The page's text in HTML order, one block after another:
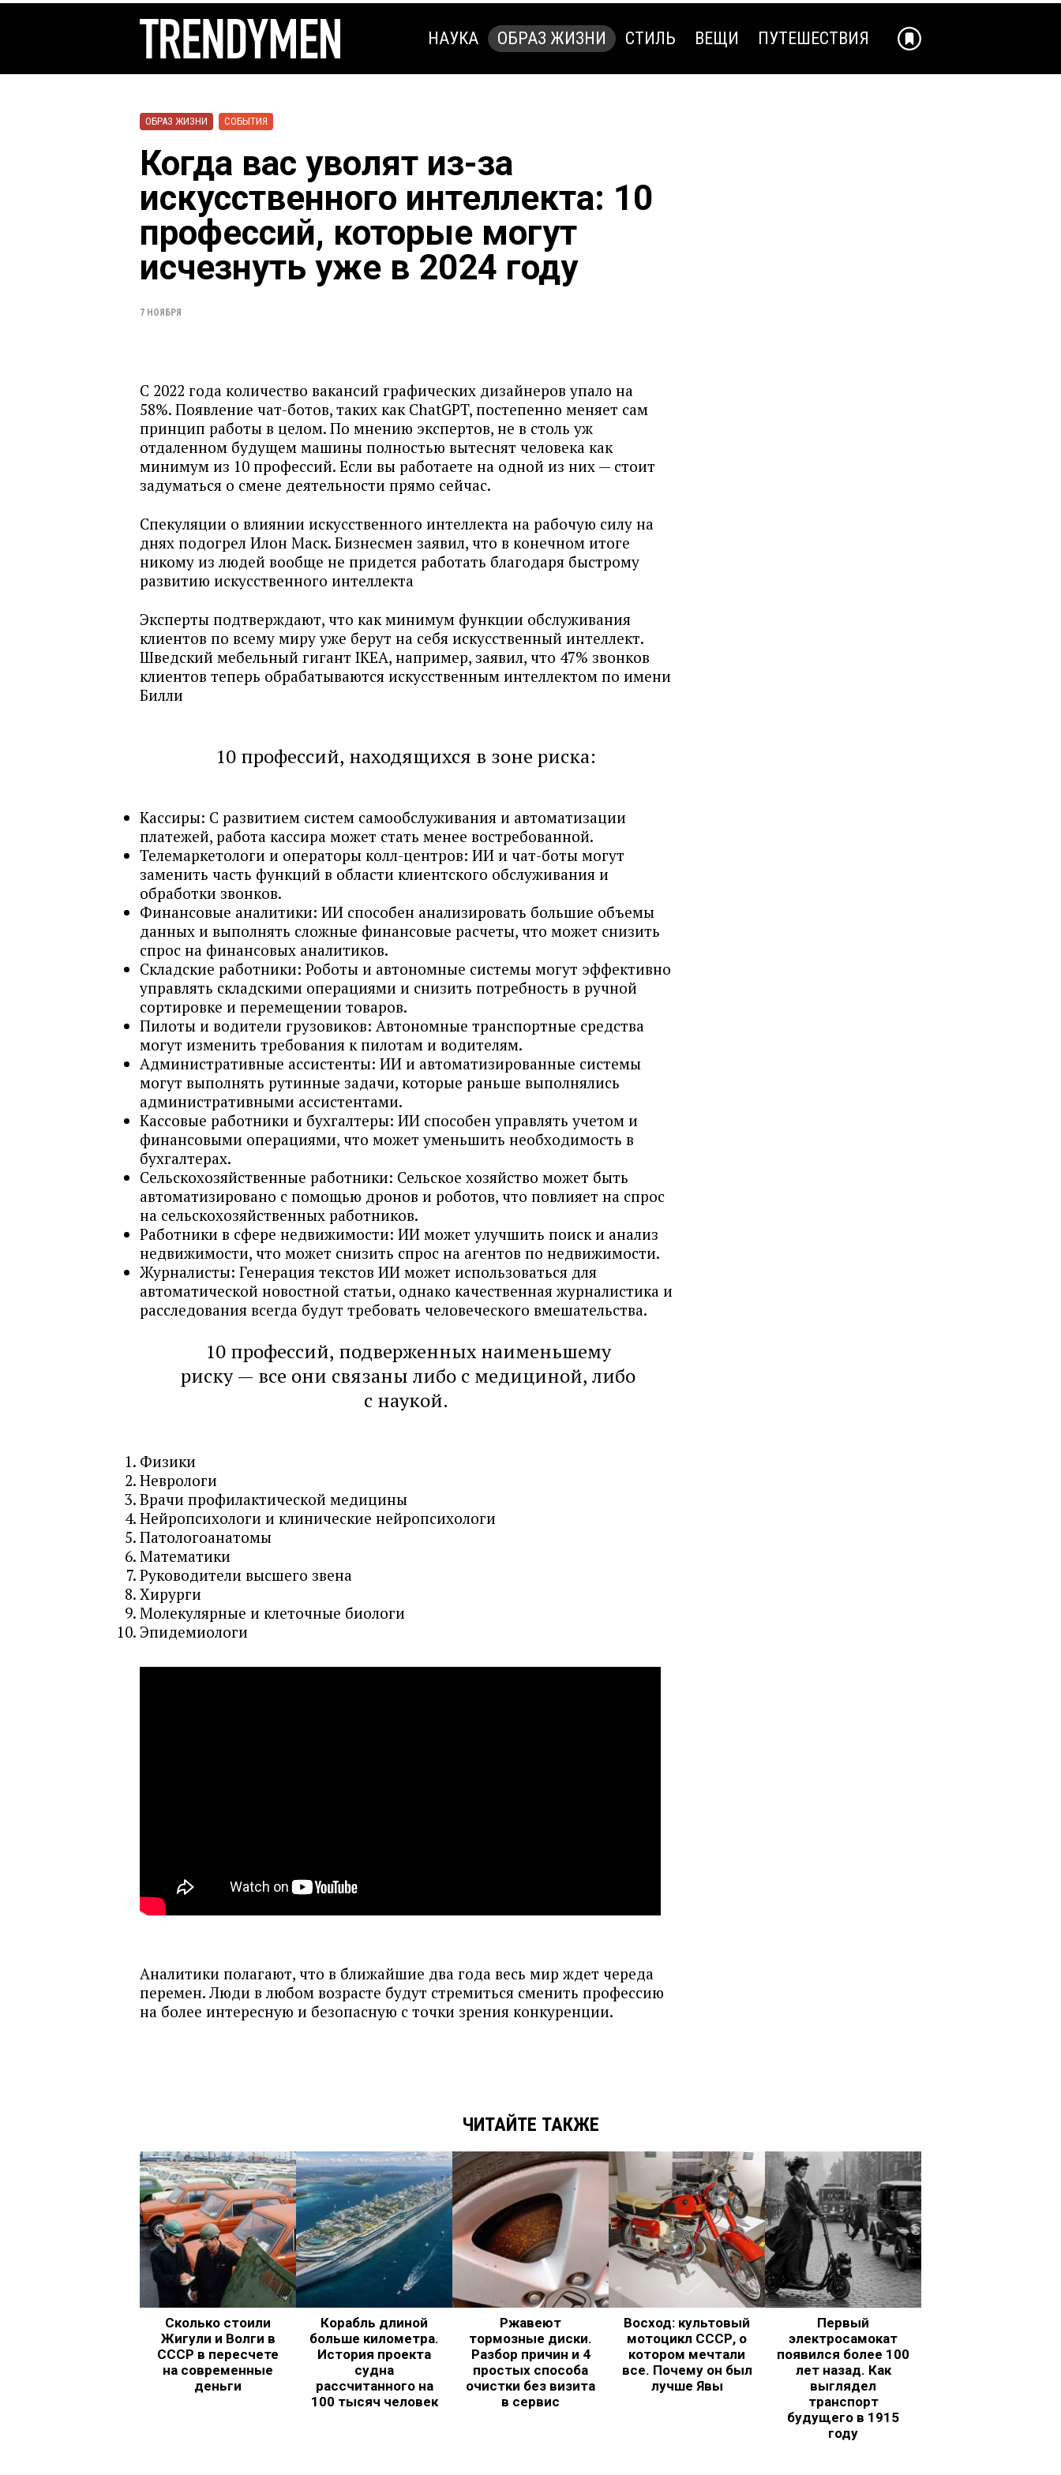
НАУКА ОБРАЗ ЖИЗНИ СТИЛЬ ВЕЩИ ПУТЕШЕСТВИЯ
ОБРАЗ ЖИЗНИ СОБЫТИЯ
Когда вас уволят из-за
искусственного интеллекта: 10
профессий, которые могут
исчезнуть уже в 2024 году
7 НОЯБРЯ
С 2022 года количество вакансий графических дизайнеров упало на
58%. Появление чат-ботов, таких как ChatGPT, постепенно меняет сам
принцип работы в целом. По мнению экспертов, не в столь уж
отдаленном будущем машины полностью вытеснят человека как
минимум из 10 профессий. Если вы работаете на одной из них — стоит
задуматься о смене деятельности прямо сейчас.
Спекуляции о влиянии искусственного интеллекта на рабочую силу на
днях подогрел Илон Маск. Бизнесмен заявил, что в конечном итоге
никому из людей вообще не придется работать благодаря быстрому
развитию искусственного интеллекта
Эксперты подтверждают, что как минимум функции обслуживания
клиентов по всему миру уже берут на себя искусственный интеллект.
Шведский мебельный гигант IKEA, например, заявил, что 47% звонков
клиентов теперь обрабатываются искусственным интеллектом по имени
Билли
10 профессий, находящихся в зоне риска:
Кассиры: С развитием систем самообслуживания и автоматизации
платежей, работа кассира может стать менее востребованной.
Телемаркетологи и операторы колл-центров: ИИ и чат-боты могут
заменить часть функций в области клиентского обслуживания и
обработки звонков.
Финансовые аналитики: ИИ способен анализировать большие объемы
данных и выполнять сложные финансовые расчеты, что может снизить
спрос на финансовых аналитиков.
Складские работники: Роботы и автономные системы могут эффективно
управлять складскими операциями и снизить потребность в ручной
сортировке и перемещении товаров.
Пилоты и водители грузовиков: Автономные транспортные средства
могут изменить требования к пилотам и водителям.
Административные ассистенты: ИИ и автоматизированные системы
могут выполнять рутинные задачи, которые раньше выполнялись
административными ассистентами.
Кассовые работники и бухгалтеры: ИИ способен управлять учетом и
финансовыми операциями, что может уменьшить необходимость в
бухгалтерах.
Сельскохозяйственные работники: Сельское хозяйство может быть
автоматизировано с помощью дронов и роботов, что повлияет на спрос
на сельскохозяйственных работников.
Работники в сфере недвижимости: ИИ может улучшить поиск и анализ
недвижимости, что может снизить спрос на агентов по недвижимости.
Журналисты: Генерация текстов ИИ может использоваться для
автоматической новостной статьи, однако качественная журналистика и
расследования всегда будут требовать человеческого вмешательства.
10 профессий, подверженных наименьшему
риску — все они связаны либо с медициной, либо
с наукой.
Физики
Неврологи
Врачи профилактической медицины
Нейропсихологи и клинические нейропсихологи
Патологоанатомы
Математики
Руководители высшего звена
Хирурги
Молекулярные и клеточные биологи
Эпидемиологи
Аналитики полагают, что в ближайшие два года весь мир ждет череда
перемен. Люди в любом возрасте будут стремиться сменить профессию
на более интересную и безопасную с точки зрения конкуренции.
ЧИТАЙТЕ ТАКЖЕ
Сколько стоили
Жигули и Волги в
СССР в пересчете
на современные
деньги
Корабль длиной
больше километра.
История проекта
судна
рассчитанного на
100 тысяч человек
Ржавеют
тормозные диски.
Разбор причин и 4
простых способа
очистки без визита
в сервис
Восход: культовый
мотоцикл СССР, о
котором мечтали
все. Почему он был
лучше Явы
Первый
электросамокат
появился более 100
лет назад. Как
выглядел
транспорт
будущего в 1915
году